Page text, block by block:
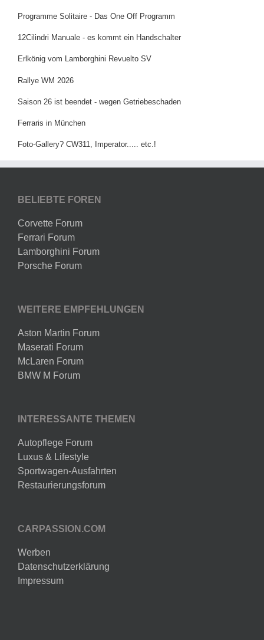
Programme Solitaire - Das One Off Programm
12Cilindri Manuale - es kommt ein Handschalter
Erlkönig vom Lamborghini Revuelto SV
Rallye WM 2026
Saison 26 ist beendet - wegen Getriebeschaden
Ferraris in München
Foto-Gallery? CW311, Imperator..... etc.!
BELIEBTE FOREN
Corvette Forum
Ferrari Forum
Lamborghini Forum
Porsche Forum
WEITERE EMPFEHLUNGEN
Aston Martin Forum
Maserati Forum
McLaren Forum
BMW M Forum
INTERESSANTE THEMEN
Autopflege Forum
Luxus & Lifestyle
Sportwagen-Ausfahrten
Restaurierungsforum
CARPASSION.COM
Werben
Datenschutzerklärung
Impressum